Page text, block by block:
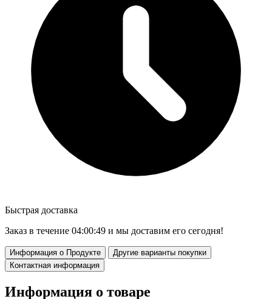
Быстрая доставка
Заказ в течение 04:00:48 и мы доставим его сегодня!
Информация о Продукте
Другие варианты покупки
Контактная информация
Информация о товаре